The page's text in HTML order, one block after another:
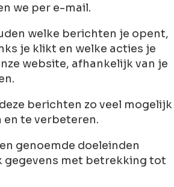
we per e-mail.
welke berichten je opent,
je klikt en welke acties je
website, afhankelijk van je
berichten zo veel mogelijk
te verbeteren.
genoemde doeleinden
gegevens met betrekking tot